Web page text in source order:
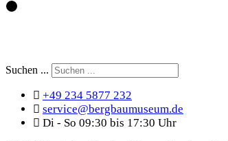
Suchen ...
+49 234 5877 232
service@bergbaumuseum.de
Di - So 09:30 bis 17:30 Uhr